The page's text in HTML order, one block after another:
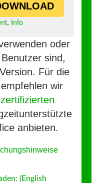
, Info
oder
sind,
Für die
wir
anbieten.
(English